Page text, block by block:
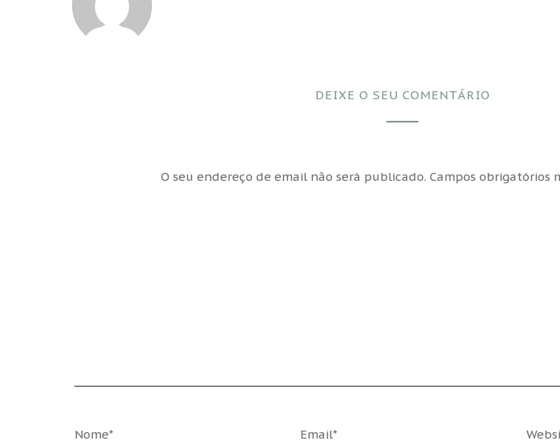
DEIXE O SEU COMENTÁRIO
O seu endereço de email não será publicado. Campos obrigatórios